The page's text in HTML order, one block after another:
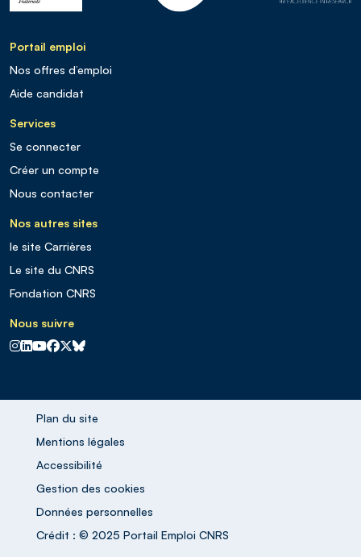
Portail emploi
Nos offres d’emploi
Aide candidat
Services
Se connecter
Créer un compte
Nous contacter
Nos autres sites
le site Carrières
Le site du CNRS
Fondation CNRS
Nous suivre
CNRS sur Instagram
CNRS sur Linkedin
CNRS sur Youtube
CNRS sur Facebook
CNRS sur X
CNRS sur Blus sky
Plan du site
Mentions légales
Accessibilité
Gestion des cookies
Données personnelles
Crédit : © 2025 Portail Emploi CNRS